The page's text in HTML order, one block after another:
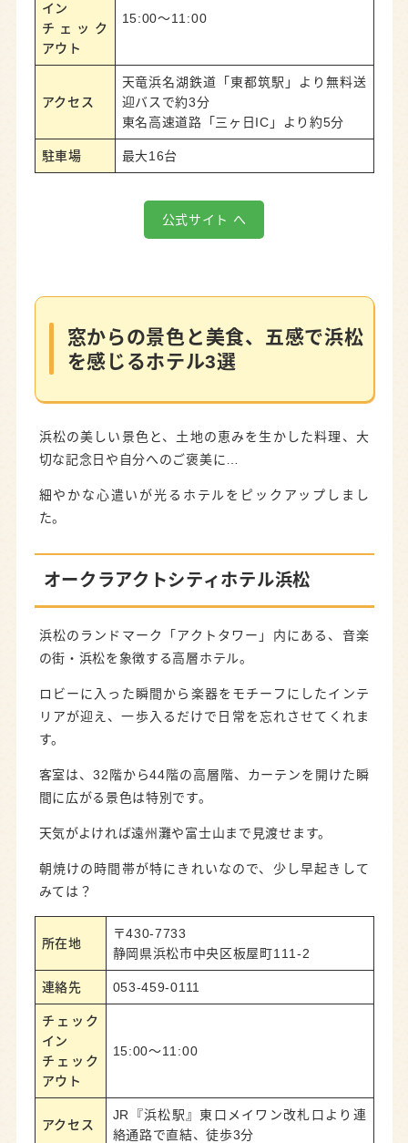
イン
チェック
アウト
15:00～11:00
アクセス
天竜浜名湖鉄道「東都筑駅」より無料送
迎バスで約3分
東名高速道路「三ヶ日IC」より約5分
駐車場 最大16台
公式サイト へ
窓からの景色と美食、五感で浜松
を感じるホテル3選
浜松の美しい景色と、土地の恵みを生かした料理、大
切な記念日や自分へのご褒美に…
細やかな心遣いが光るホテルをピックアップしまし
た。
オークラアクトシティホテル浜松
浜松のランドマーク「アクトタワー」内にある、音楽
の街・浜松を象徴する高層ホテル。
ロビーに入った瞬間から楽器をモチーフにしたインテ
リアが迎え、一歩入るだけで日常を忘れさせてくれま
す。
客室は、32階から44階の高層階、カーテンを開けた瞬
間に広がる景色は特別です。
天気がよければ遠州灘や富士山まで見渡せます。
朝焼けの時間帯が特にきれいなので、少し早起きして
みては？
所在地
〒430-7733
静岡県浜松市中央区板屋町111-2
連絡先 053-459-0111
チェック
イン
チェック
アウト
15:00～11:00
アクセス
JR『浜松駅』東口メイワン改札口より連
絡通路で直結、徒歩3分